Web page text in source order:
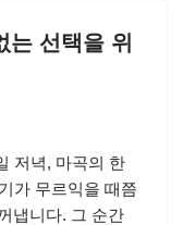
는 선택을 위
저녁, 마곡의 한
가 무르익을 때쯤
냅니다. 그 순간